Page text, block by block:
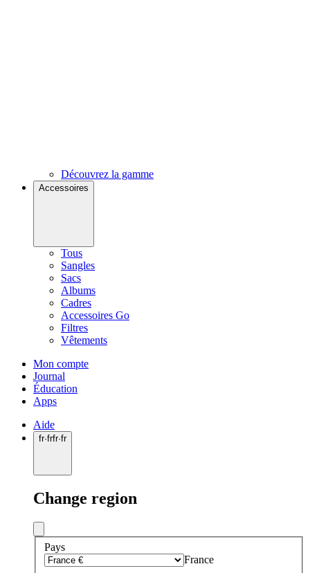
Découvrez la gamme
Accessoires
Tous
Sangles
Sacs
Albums
Cadres
Accessoires Go
Filtres
Vêtements
Mon compte
Journal
Éducation
Apps
Aide
fr·frfr·fr
Change region
Pays
France